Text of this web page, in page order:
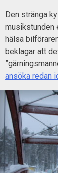
Den stränga
musikstunden
hälsa
beklagar att
ansöka redan